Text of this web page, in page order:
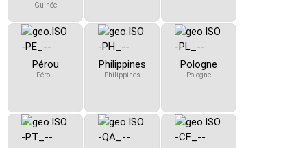
Guinée
Pérou
Pérou
Philippines
Philippines
Pologne
Pologne